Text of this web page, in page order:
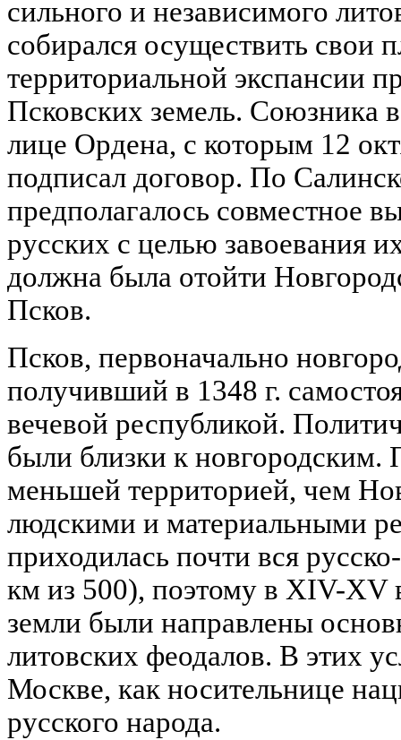
сильного и независимого
собирался осуществить свои
территориальной экспансии
Псковских земель. Союзника
лице Ордена, с которым 12
подписал договор. По
предполагалось совместное
русских с целью завоевания
должна была отойти
Псков.
Псков, первоначально
получивший в 1348 г.
вечевой республикой.
были близки к новгородским.
меньшей территорией, чем
людскими и материальными
приходилась почти вся
км из 500), поэтому в XIV-XV
земли были направлены
литовских феодалов. В этих
Москве, как носительнице
русского народа.